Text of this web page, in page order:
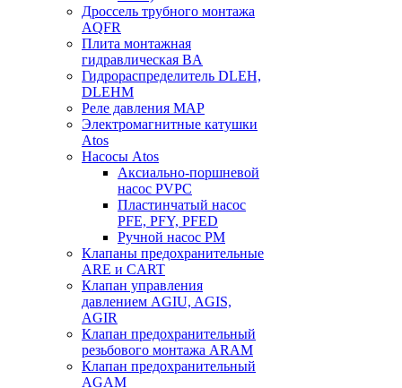
Дроссель трубного монтажа
AQFR
Плита монтажная
гидравлическая BA
Гидрораспределитель DLEH,
DLEHM
Реле давления MAP
Электромагнитные катушки
Atos
Насосы Atos
Аксиально-поршневой
насос PVPC
Пластинчатый насос
PFE, PFY, PFED
Ручной насос PM
Клапаны предохранительные
ARE и CART
Клапан управления
давлением AGIU, AGIS,
AGIR
Клапан предохранительный
резьбового монтажа ARAM
Клапан предохранительный
AGAM